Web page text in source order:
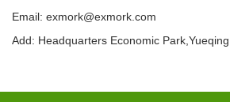
Email: exmork@exmork.com
Add: Headquarters Economic